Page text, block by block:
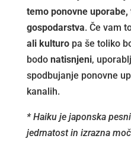
temo ponovne
gospodarstva. Če vam
ali kulturopa še toliko
bodo natisnjeni,
spodbujanje ponovne
kanalih.
* Haiku je japonska
jedrnatost in izrazna